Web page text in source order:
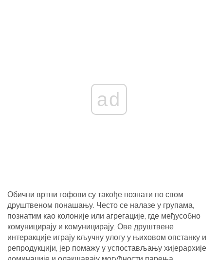
ad
Обични вртни гофови су такође познати по свом
друштвеном понашању. Често се налазе у групама,
познатим као колоније или агрегације, где међусобно
комуницирају и комуницирају. Ове друштвене
интеракције играју кључну улогу у њиховом опстанку и
репродукцији, јер помажу у успостављању хијерархије